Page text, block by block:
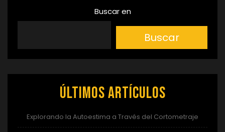
Buscar en
Buscar
Últimos artículos
Explorando la Autoestima a Través del Cortometraje